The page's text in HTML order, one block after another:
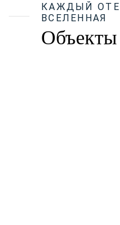
КАЖДЫЙ
ВСЕЛЕННАЯ
Объекты